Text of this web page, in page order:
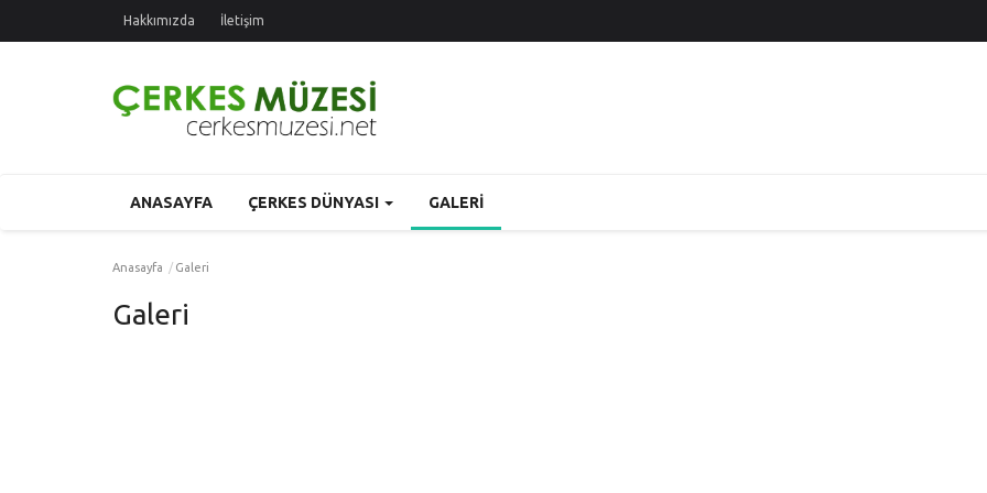
Hakkımızda İletişim
ANASAYFA ÇERKES DÜNYASI GALERI
Anasayfa Galeri
Galeri